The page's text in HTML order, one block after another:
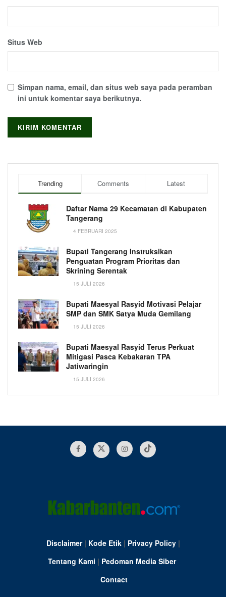
Situs Web
Simpan nama, email, dan situs web saya pada peramban
ini untuk komentar saya berikutnya.
Trending Comments Latest
Daftar Nama 29 Kecamatan di Kabupaten
Tangerang
4 FEBRUARI 2025
Bupati Tangerang Instruksikan
Penguatan Program Prioritas dan
Skrining Serentak
15 JULI 2026
Bupati Maesyal Rasyid Motivasi Pelajar
SMP dan SMK Satya Muda Gemilang
15 JULI 2026
Bupati Maesyal Rasyid Terus Perkuat
Mitigasi Pasca Kebakaran TPA
Jatiwaringin
15 JULI 2026
Disclaimer| Kode Etik| Privacy Policy|
Tentang Kami | Pedoman Media Siber
Contact